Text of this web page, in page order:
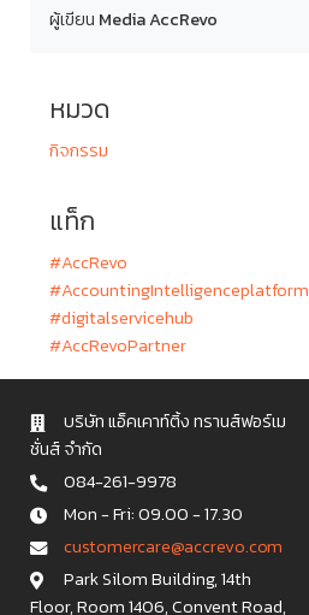
ผู้เขียน Media AccRevo
หมวด
กิจกรรม
แท็ก
#AccRevo
#AccountingIntelligenceplatform
#digitalservicehub
#AccRevoPartner
บริษัท แอ็คเคาท์ติ้ง ทรานส์ฟอร์เม
ชั่นส์ จำกัด
084-261-9978
Mon - Fri: 09.00 - 17.30
c u s t o m e r c a r e @ a c c r e v o . c o m
Park Silom Building, 14th
Floor, Room 1406, Convent Road,